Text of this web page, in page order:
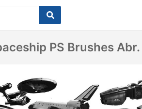
PS Brushes